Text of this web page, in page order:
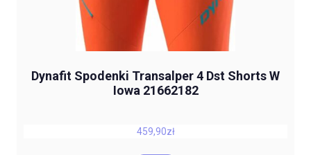
Dynafit Spodenki Transalper 4 Dst Shorts W
Iowa 21662182
459,90zł